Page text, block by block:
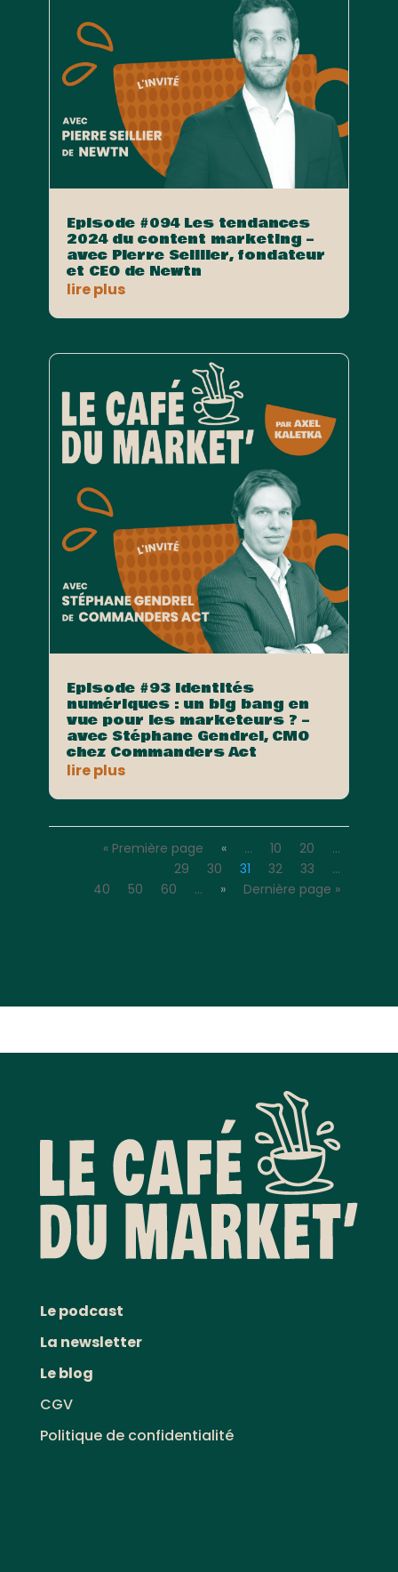
Episode #094 Les tendances
2024 du content marketing –
avec Pierre Seillier, fondateur
et CEO de Newtn
lire plus
Episode #93 Identités
numériques : un big bang en
vue pour les marketeurs ? –
avec Stéphane Gendrel, CMO
chez Commanders Act
lire plus
« Première page « … 10 20
…
29
30 31 32 33
…
40
50 60 … » Dernière page »
Le podcast
La newsletter
Le blog
CGV
Politique de confidentialité